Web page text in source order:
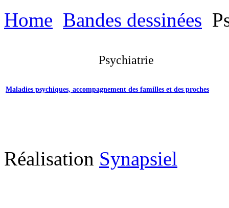
Home Bandes dessinées
Psychiatrie
Maladies psychiques, accompagnement des familles et des proches
Réalisation Synapsiel